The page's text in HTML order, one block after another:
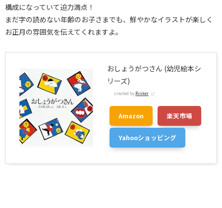
構成になっていて迫力満点！
まだ字の読めない年齢のお子さまでも、鮮やかなイラストが楽しく
お正月の雰囲気を伝えてくれますよ。
おしょうがつさん (幼児絵本シ
リーズ)
created by Rinker
Amazon 楽天市場
Yahooショッピング